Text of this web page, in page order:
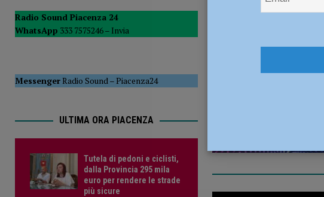
POLITICA
[ 5 Agosto 2026 ] Caldo estremo e asili nido, Tagliaferri (FdI): “Verificare
Radio Sound Piacenza 24
WhatsApp 333 7575246 – Invia
MessengerRadio Sound–Piacenza24
ULTIMA ORA PIACENZA
Tutela di pedoni e ciclisti,
dalla Provincia 295 mila
euro per rendere le strade
più sicure